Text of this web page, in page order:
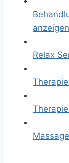
anzeigen
Relax